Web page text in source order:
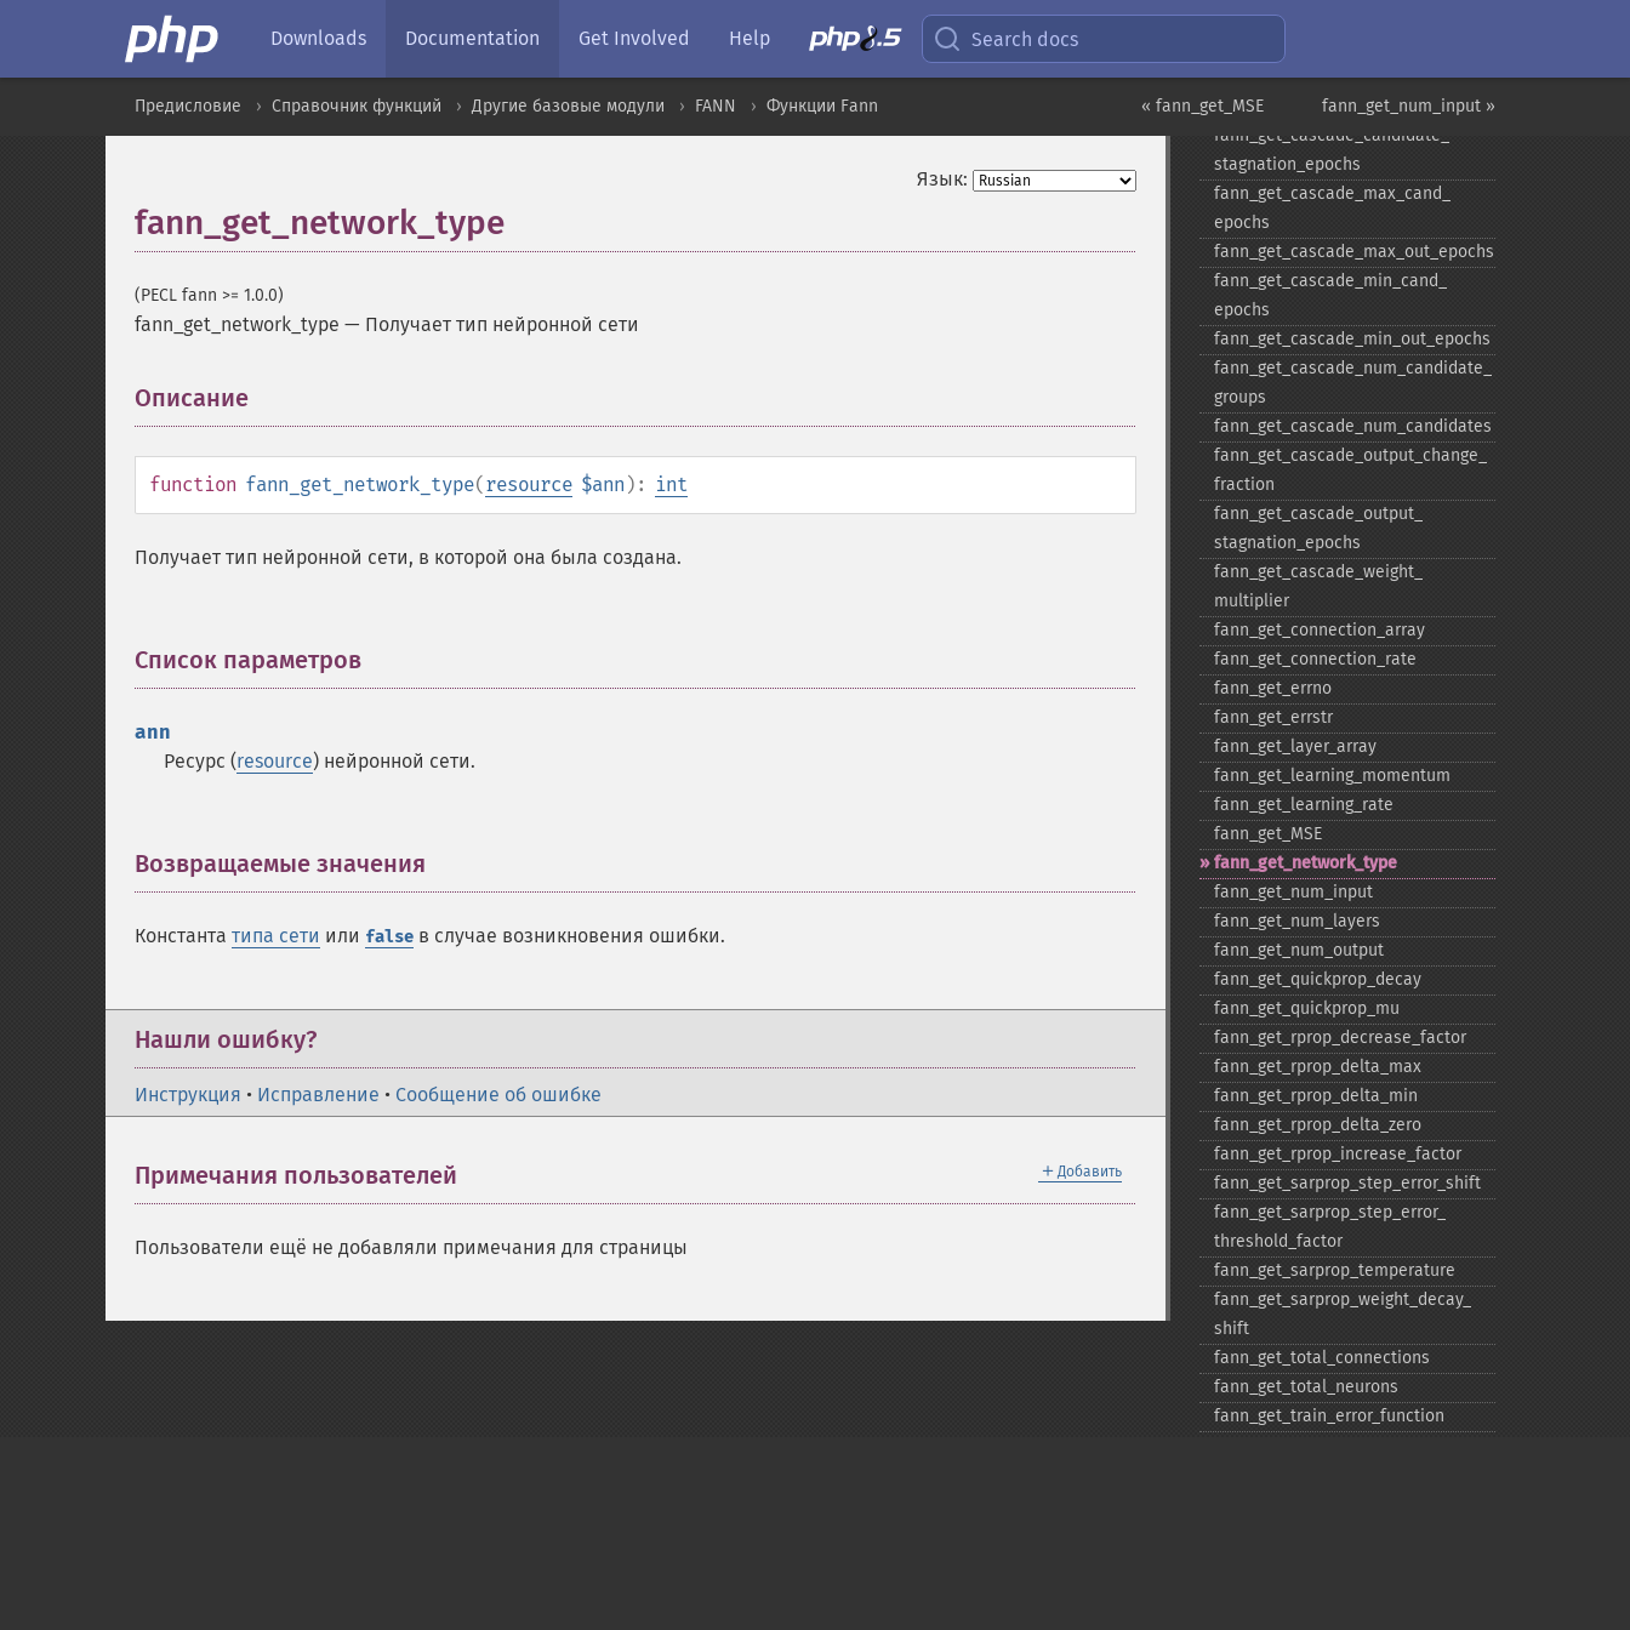
Downloads Documentation Get Involved Help Search docs
fann_get_num_input »
« fann_get_MSE
Предисловие Справочник функций Другие базовые модули FANN Функции Fann
Язык:
fann_get_network_type
(PECL fann >= 1.0.0)
fann_get_network_type — Получает тип нейронной сети
Описание
function fann_get_network_type(resource $ann ): int
Получает тип нейронной сети, в которой она была создана.
Список параметров
ann
Ресурс (resource) нейронной сети.
Возвращаемые значения
Константа типа сети или false в случае возникновения ошибки.
Нашли ошибку?
Инструкция • Исправление • Сообщение об ошибке
＋ Добавить
Примечания пользователей
Пользователи ещё не добавляли примечания для страницы
steepnesses_​count
change_​fraction
fann_​get_​cascade_​candidate_​limit
fann_​get_​cascade_​candidate_​
stagnation_​epochs
fann_​get_​cascade_​max_​cand_​
epochs
fann_​get_​cascade_​max_​out_​epochs
fann_​get_​cascade_​min_​cand_​
epochs
fann_​get_​cascade_​min_​out_​epochs
fann_​get_​cascade_​num_​candidate_​
groups
fann_​get_​cascade_​num_​candidates
fann_​get_​cascade_​output_​change_​
fraction
fann_​get_​cascade_​output_​
stagnation_​epochs
fann_​get_​cascade_​weight_​
multiplier
fann_​get_​connection_​array
fann_​get_​connection_​rate
fann_​get_​errno
fann_​get_​errstr
fann_​get_​layer_​array
fann_​get_​learning_​momentum
fann_​get_​learning_​rate
fann_​get_​MSE
fann_​get_​network_​type
fann_​get_​num_​input
fann_​get_​num_​layers
fann_​get_​num_​output
fann_​get_​quickprop_​decay
fann_​get_​quickprop_​mu
fann_​get_​rprop_​decrease_​factor
fann_​get_​rprop_​delta_​max
fann_​get_​rprop_​delta_​min
fann_​get_​rprop_​delta_​zero
fann_​get_​rprop_​increase_​factor
fann_​get_​sarprop_​step_​error_​shift
fann_​get_​sarprop_​step_​error_​
threshold_​factor
fann_​get_​sarprop_​temperature
fann_​get_​sarprop_​weight_​decay_​
shift
fann_​get_​total_​connections
fann_​get_​total_​neurons
fann_​get_​train_​error_​function